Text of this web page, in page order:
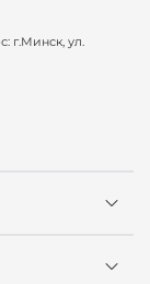
г.Минск, ул.